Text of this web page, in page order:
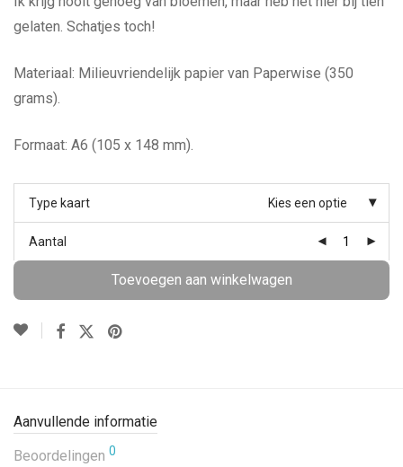
gelaten. Schatjes toch!
Materiaal: Milieuvriendelijk papier van Paperwise (350
grams).
Formaat: A6 (105 x 148 mm).
Type kaart Kies een optie
Aantal
Toevoegen aan winkelwagen
Aanvullende informatie
Beoordelingen 0